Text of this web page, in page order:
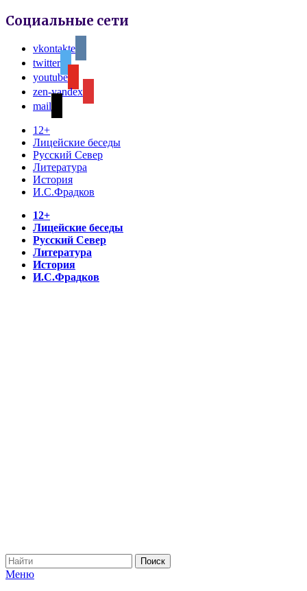
Социальные сети
vkontakte
twitter
youtube
zen-yandex
mail
12+
Лицейские беседы
Русский Север
Литература
История
И.С.Фрадков
12+
Лицейские беседы
Русский Север
Литература
История
И.С.Фрадков
Меню